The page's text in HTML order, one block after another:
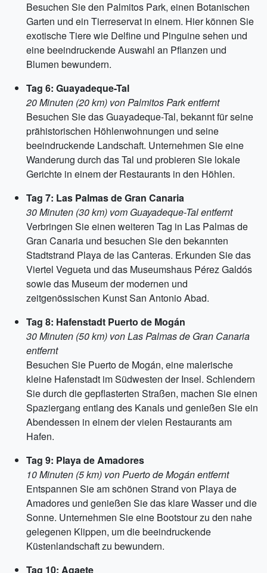
Besuchen Sie den Palmitos Park, einen Botanischen
Garten und ein Tierreservat in einem. Hier können Sie
exotische Tiere wie Delfine und Pinguine sehen und
eine beeindruckende Auswahl an Pflanzen und
Blumen bewundern.
Tag 6: Guayadeque-Tal
20 Minuten (20 km) von Palmitos Park entfernt
Besuchen Sie das Guayadeque-Tal, bekannt für seine
prähistorischen Höhlenwohnungen und seine
beeindruckende Landschaft. Unternehmen Sie eine
Wanderung durch das Tal und probieren Sie lokale
Gerichte in einem der Restaurants in den Höhlen.
Tag 7: Las Palmas de Gran Canaria
30 Minuten (30 km) vom Guayadeque-Tal entfernt
Verbringen Sie einen weiteren Tag in Las Palmas de
Gran Canaria und besuchen Sie den bekannten
Stadtstrand Playa de las Canteras. Erkunden Sie das
Viertel Vegueta und das Museumshaus Pérez Galdós
sowie das Museum der modernen und
zeitgenössischen Kunst San Antonio Abad.
Tag 8: Hafenstadt Puerto de Mogán
30 Minuten (50 km) von Las Palmas de Gran Canaria
entfernt
Besuchen Sie Puerto de Mogán, eine malerische
kleine Hafenstadt im Südwesten der Insel. Schlendern
Sie durch die gepflasterten Straßen, machen Sie einen
Spaziergang entlang des Kanals und genießen Sie ein
Abendessen in einem der vielen Restaurants am
Hafen.
Tag 9: Playa de Amadores
10 Minuten (5 km) von Puerto de Mogán entfernt
Entspannen Sie am schönen Strand von Playa de
Amadores und genießen Sie das klare Wasser und die
Sonne. Unternehmen Sie eine Bootstour zu den nahe
gelegenen Klippen, um die beeindruckende
Küstenlandschaft zu bewundern.
Tag 10: Agaete